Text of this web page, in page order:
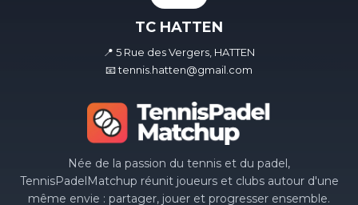
TC HATTEN
📍 5 Rue des Vergers, HATTEN
📧 tennis.hatten@gmail.com
Née de la passion du tennis et du padel,
TennisPadelMatchup réunit joueurs et clubs autour d'une
même envie : partager, jouer et progresser ensemble.